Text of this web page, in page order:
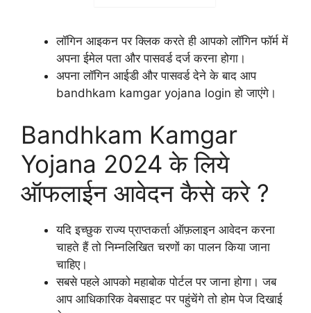
लॉगिन आइकन पर क्लिक करते ही आपको लॉगिन फॉर्म में
अपना ईमेल पता और पासवर्ड दर्ज करना होगा।
अपना लॉगिन आईडी और पासवर्ड देने के बाद आप
bandhkam kamgar yojana login हो जाएंगे।
Bandhkam Kamgar
Yojana 2024 के लिये
ऑफलाईन आवेदन कैसे करे ?
यदि इच्छुक राज्य प्राप्तकर्ता ऑफ़लाइन आवेदन करना
चाहते हैं तो निम्नलिखित चरणों का पालन किया जाना
चाहिए।
सबसे पहले आपको महाबोक पोर्टल पर जाना होगा। जब
आप आधिकारिक वेबसाइट पर पहुंचेंगे तो होम पेज दिखाई